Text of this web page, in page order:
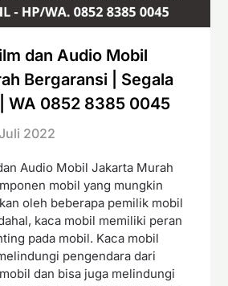
dan Audio Mobil
Bergaransi | Segala
WA 0852 8385 0045
2022
Audio Mobil Jakarta Murah
mobil yang mungkin
oleh beberapa pemilik mobil
kaca mobil memiliki peran
pada mobil. Kaca mobil
pengendara dari
dan bisa juga melindungi